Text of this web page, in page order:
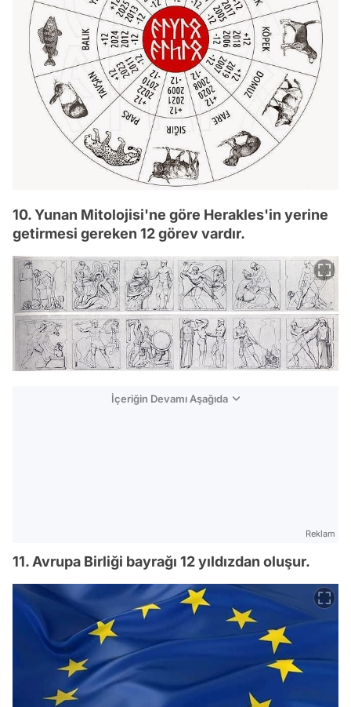
10. Yunan Mitolojisi'ne göre Herakles'in yerine
getirmesi gereken 12 görev vardır.
İçeriğin Devamı Aşağıda
Reklam
11. Avrupa Birliği bayrağı 12 yıldızdan oluşur.